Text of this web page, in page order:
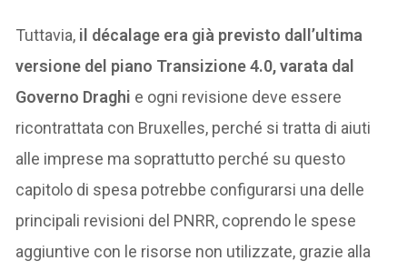
Tuttavia, il décalage era già previsto dall’ultima
versione del piano Transizione 4.0, varata dal
Governo Draghi e ogni revisione deve essere
ricontrattata con Bruxelles, perché si tratta di aiuti
alle imprese ma soprattutto perché su questo
capitolo di spesa potrebbe configurarsi una delle
principali revisioni del PNRR, coprendo le spese
aggiuntive con le risorse non utilizzate, grazie alla